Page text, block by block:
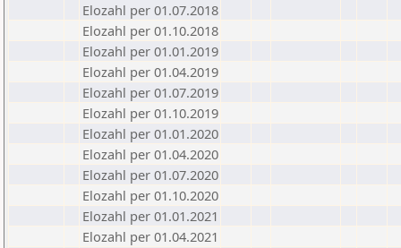
Elozahl per 01.07.2018
Elozahl per 01.10.2018
Elozahl per 01.01.2019
Elozahl per 01.04.2019
Elozahl per 01.07.2019
Elozahl per 01.10.2019
Elozahl per 01.01.2020
Elozahl per 01.04.2020
Elozahl per 01.07.2020
Elozahl per 01.10.2020
Elozahl per 01.01.2021
Elozahl per 01.04.2021